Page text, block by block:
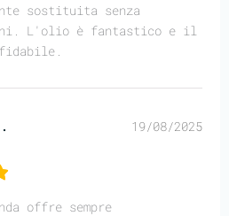
sostituita senza
L'olio è fantastico e il
19/08/2025
offre sempre